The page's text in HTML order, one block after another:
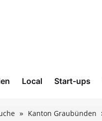
Local Start-ups
Kanton Graubünden